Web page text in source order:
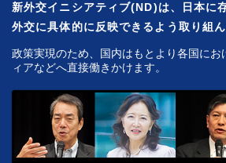
新外交イニシアティブ(ND)は、日本に
外交に具体的に反映できるよう取り組ん
政策実現のため、国内はもとより各国にお
ィアなどへ直接働きかけます。